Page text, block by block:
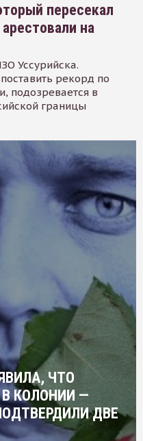
пересекал
на
Уссурийска.
рекорд по
подозревается в
границы
ЧТО
КОЛОНИИ —
ДВЕ